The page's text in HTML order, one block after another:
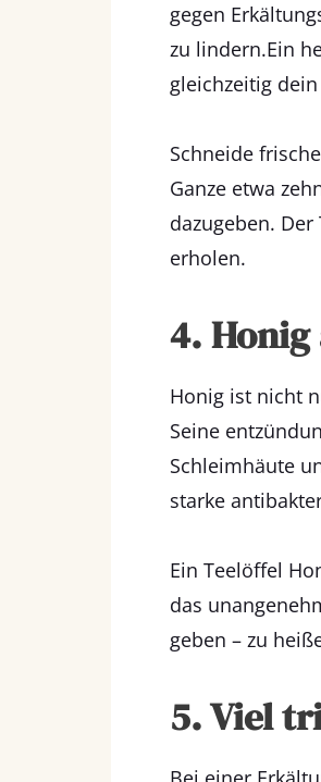
gegen
zu lindern.Ein
gleichzeitig
Schneide
Ganze etwa
dazugeben.
erholen.
4.
Honig ist nicht
Seine
Schleimhäute
starke
Ein Teelöffel
das
geben – zu
5. Viel